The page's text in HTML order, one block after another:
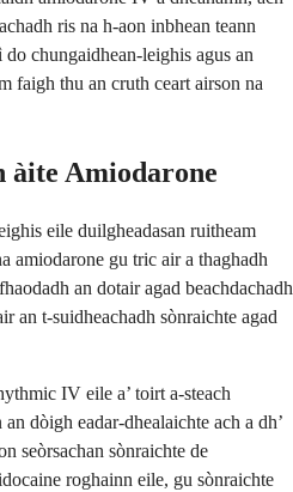
ris na h-aon inbhean teann
chungaidhean-leighis agus an
faigh thu an cruth ceart airson na
àite Amiodarone
eile duilgheadasan ruitheam
amiodarone gu tric air a thaghadh
an dotair agad beachdachadh
an t-suidheachadh sònraichte agad
IV eile a’ toirt a-steach
dòigh eadar-dhealaichte ach a dh’
seòrsachan sònraichte de
roghainn eile, gu sònraichte